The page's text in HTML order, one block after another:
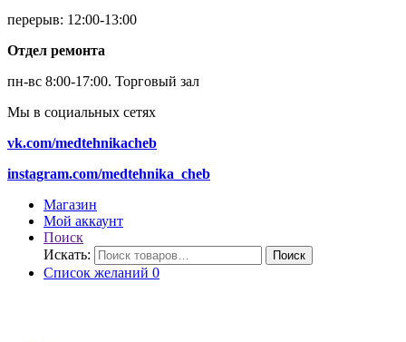
перерыв: 12:00-13:00
Отдел ремонта
пн-вс 8:00-17:00. Торговый зал
Мы в социальных сетях
vk.com/medtehnikacheb
instagram.com/medtehnika_cheb
Магазин
Мой аккаунт
Поиск
Искать:
Поиск
Список желаний 0